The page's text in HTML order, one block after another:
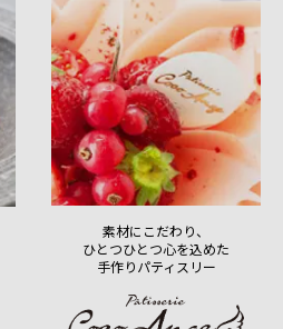
素材にこだわり、
ひとつひとつ心を込めた
手作りパティスリー